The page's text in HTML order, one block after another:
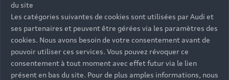
du site
Les catégories suivantes de cookies sont utilisées par Audi et
ses partenaires et peuvent être gérées via les paramètres des
cookies. Nous avons besoin de votre consentement avant de
pouvoir utiliser ces services. Vous pouvez révoquer ce
consentement à tout moment avec effet futur via le lien
présent en bas du site. Pour de plus amples informations, nous